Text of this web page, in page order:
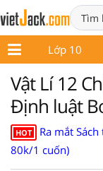
9 Lớp 10
Vật Lí 12
Định luật
HOT
Ra mắt
80k/1 cuốn)